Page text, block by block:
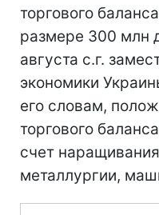
торгового
размере 300 млн
августа с.г.
экономики
его словам,
торгового
счет
металлургии,